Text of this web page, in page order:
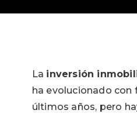
La inversión
ha evolucionado con
últimos años, pero